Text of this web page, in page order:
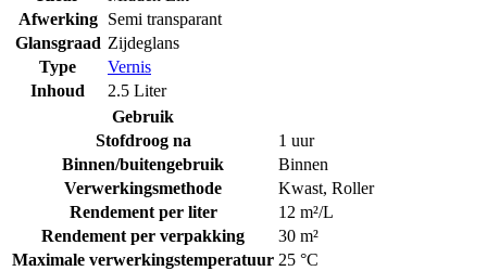
Afwerking
Semi transparant
Glansgraad Zijdeglans
Type
Vernis
Inhoud
2.5 Liter
Gebruik
Stofdroog na
1 uur
Binnen/buitengebruik
Binnen
Verwerkingsmethode
Kwast, Roller
Rendement per liter
12 m²/L
Rendement per verpakking
30 m²
Maximale verwerkingstemperatuur 25 °C